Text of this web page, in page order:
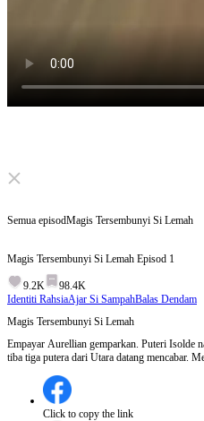
Click to
Semua episodMagis Tersembunyi Si Lemah
Magis Tersembunyi Si Lemah Episod 1
9.2K
98.4K
Identiti RahsiaAjar Si SampahBalas Dendam
Magis Tersembunyi Si Lemah
Empayar Aurellian gemparkan. Puteri Isolde
tiba tiga putera dari Utara datang mencabar.
sangka Kael Ironvow, ahli sihat nombor satu.
Valewyn – lelaki yang semua orang hina,
Rahsianya terbongkar: “Aku bukan lemah.
Click to copy the link